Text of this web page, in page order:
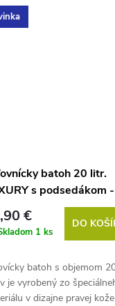
batoh 20 litr.
s podsedákom -
olivová
€
1 ks
DO
batoh s objemom
je vyrobený zo
v dizajne pravej